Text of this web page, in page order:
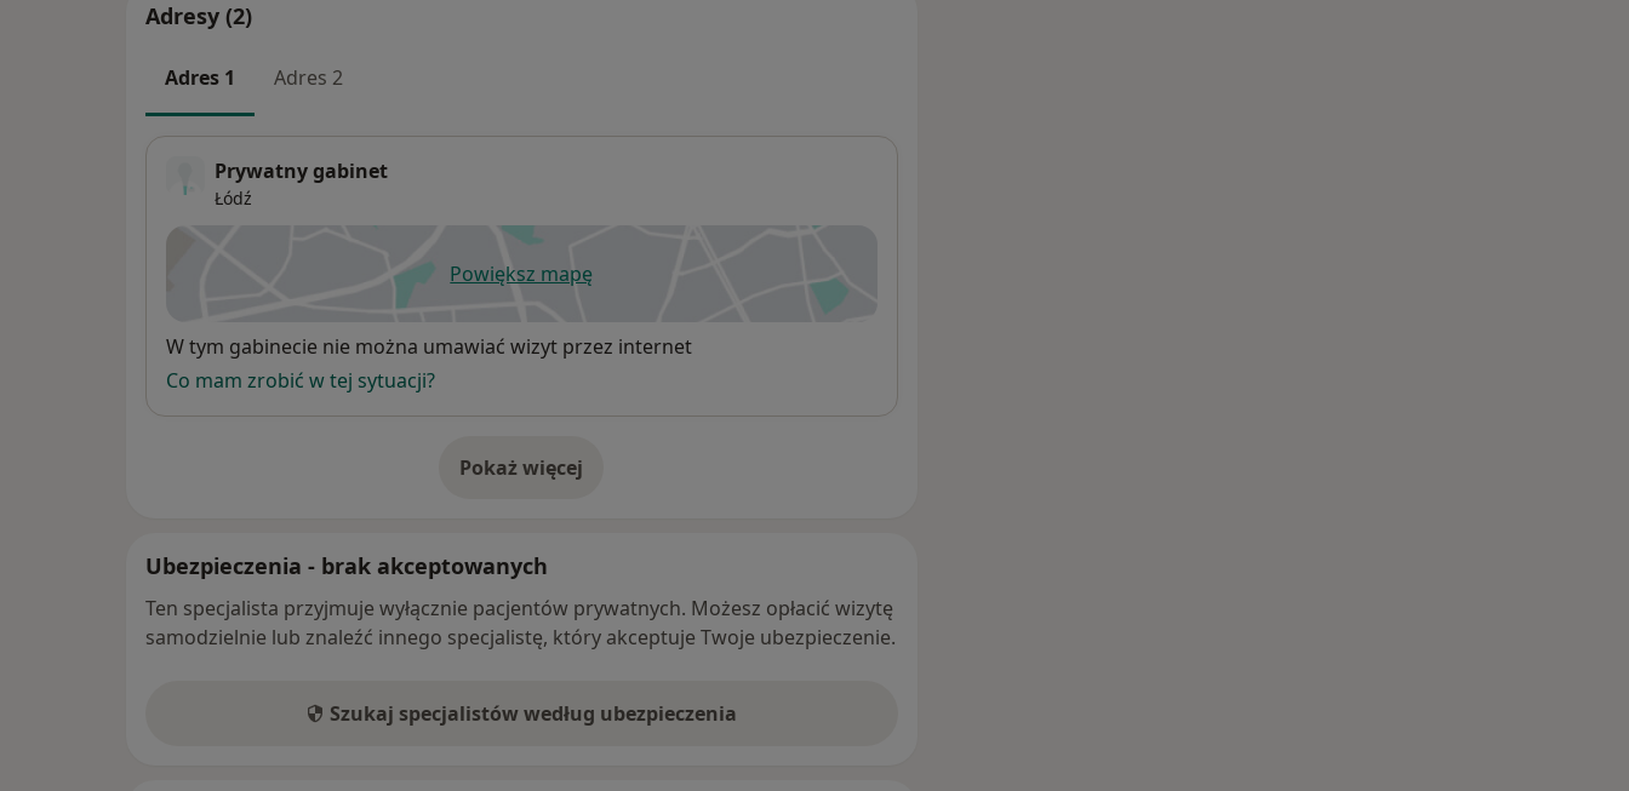
Adresy (2)
Adres 1 Adres 2
Prywatny gabinet
Łódź
Powiększ mapęotwiera się w nowej karcie
Dostępność
W tym gabinecie nie można umawiać wizyt przez internet
Co mam zrobić w tej sytuacji?
Pokaż więcej
o adresie
Ubezpieczenia - brak akceptowanych
Ten specjalista przyjmuje wyłącznie pacjentów prywatnych. Możesz opłacić wizytę
samodzielnie lub znaleźć innego specjalistę, który akceptuje Twoje ubezpieczenie.
Szukaj specjalistów według ubezpieczenia